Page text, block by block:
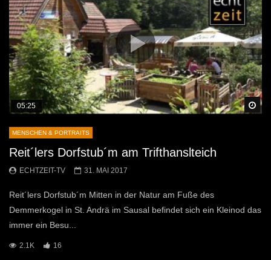
05:25
MENSCHEN & PORTRAITS
Reit´lers Dorfstub´m am Trifthanslteich
ECHTZEIT-TV 31. MAI 2017
Reit´lers Dorfstub´m Mitten in der Natur am Fuße des
Demmerkogel in St. Andrä im Sausal befindet sich ein Kleinod das
immer ein Besu...
2.1K 16